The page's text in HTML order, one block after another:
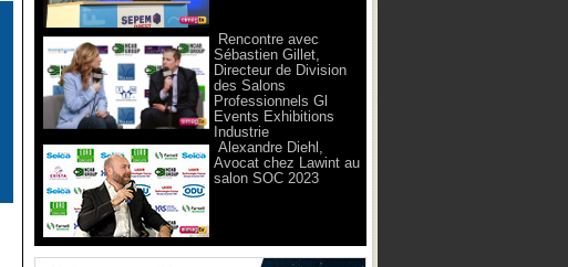
Rencontre avec
Sébastien Gillet,
Directeur de Division
des Salons
Professionnels Gl
Events Exhibitions
Industrie
Alexandre Diehl,
Avocat chez Lawint au
salon SOC 2023